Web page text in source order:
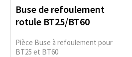
Buse de refoulement
rotule BT25/BT60
Pièce Buse à refoulement pour
BT25 et BT60